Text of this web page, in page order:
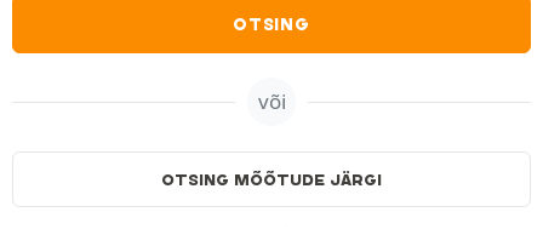
OTSING
või
OTSING MÕÕTUDE JÄRGI